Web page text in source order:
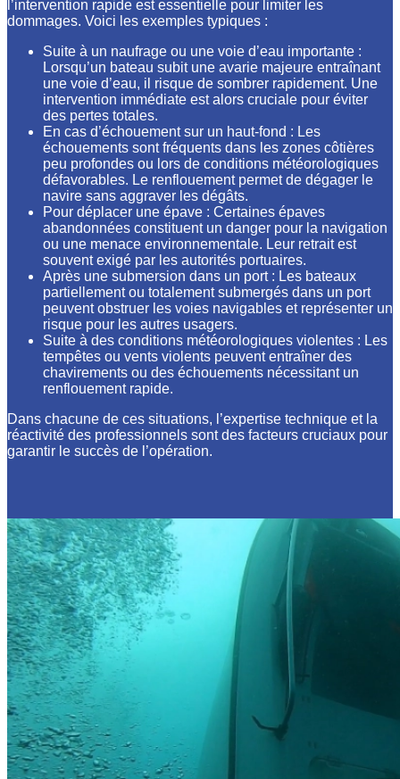
l’intervention rapide est essentielle pour limiter les
dommages. Voici les exemples typiques :
Suite à un naufrage ou une voie d’eau importante :
Lorsqu’un bateau subit une avarie majeure entraînant
une voie d’eau, il risque de sombrer rapidement. Une
intervention immédiate est alors cruciale pour éviter
des pertes totales.
En cas d’échouement sur un haut-fond : Les
échouements sont fréquents dans les zones côtières
peu profondes ou lors de conditions météorologiques
défavorables. Le renflouement permet de dégager le
navire sans aggraver les dégâts.
Pour déplacer une épave : Certaines épaves
abandonnées constituent un danger pour la navigation
ou une menace environnementale. Leur retrait est
souvent exigé par les autorités portuaires.
Après une submersion dans un port : Les bateaux
partiellement ou totalement submergés dans un port
peuvent obstruer les voies navigables et représenter un
risque pour les autres usagers.
Suite à des conditions météorologiques violentes : Les
tempêtes ou vents violents peuvent entraîner des
chavirements ou des échouements nécessitant un
renflouement rapide.
Dans chacune de ces situations, l’expertise technique et la
réactivité des professionnels sont des facteurs cruciaux pour
garantir le succès de l’opération.